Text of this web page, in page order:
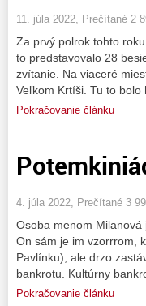
11. júla 2022, Prečítané 2
Za prvý polrok tohto
to predstavovalo 28
zvítanie. Na viaceré
Veľkom Krtíši. Tu to
Pokračovanie článku
4. júla 2022, Prečítané 3
Osoba menom Milanová
On sám je im vzorrrom,
Pavlínku), ale drzo
bankrotu. Kultúrny
Pokračovanie článku